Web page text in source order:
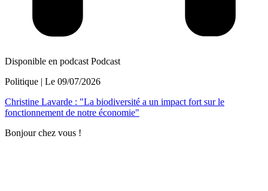
Disponible en podcast Podcast
Politique | Le 09/07/2026
Christine Lavarde : "La biodiversité a un impact fort sur le
fonctionnement de notre économie"
Bonjour chez vous !